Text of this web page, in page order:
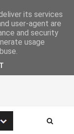
its services
user-agent are
and security
usage